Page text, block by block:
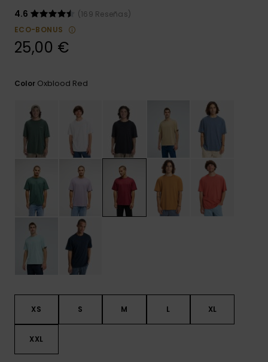
respuestas a
las preguntas
Consultar
las FAQ
4.6
(169 Reseñas)
ECO-BONUS
25,00 €
Color Oxblood Red
XS S M L XL
XXL